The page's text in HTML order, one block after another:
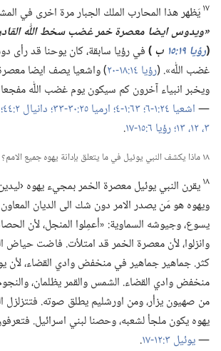
١٧يَظهر هذا المحارب الملك الجبار مرة اخرى في
‏«ويدوس ايضا معصرة خمر غضب سخط اللّٰه
‏(‏رؤيا ١٩:‏١٥ ب‏)‏في رؤيا سابقة،‏ كان يوحنا قد
غضب اللّٰه».‏ (‏رؤيا ١٤:‏​١٨-‏٢٠
‏)‏ واشعيا يصف ايضا معصرة
ويخبر انبياء آخرون كم سيكون يوم غضب اللّٰه مفجعا
—‏اشعيا ٢٤:‏​١-‏٦؛‏ ارميا ٢٥:‏​٣٠-‏٣٣؛‏ دانيال ٢:‏٤٤؛‏
٣،‏
رؤيا ٦:‏​١٥-‏١٧ ‏.‏
١٨ ماذا يكشف النبي يوئيل في ما يتعلق بإدانة يهوه جميع الامم؟‏
١٨يقرن النبي يوئيل معصرة الخمر بمجيء يهوه
ويهوه هو مَن يصدر الامر دون شك الى الديان
يسوع،‏ وجيوشه السماوية:‏ «أعمِلوا المنجل،‏ لأن
وانزلوا،‏ لأن معصرة الخمر قد امتلأت.‏ فاضت حياض
كثر.‏ جماهير جماهير في منخفض وادي القضاء،‏ لأن
منخفض وادي القضاء.‏ الشمس والقمر يظلمان،‏
من صهيون يزأر،‏ ومن اورشليم يطلق صوته.‏ فتتزلزل
يهوه يكون ملجأ لشعبه،‏ وحصنا لبني اسرائيل.‏
—‏يوئيل ٣:‏​١٢-‏١٧ ‏.‏